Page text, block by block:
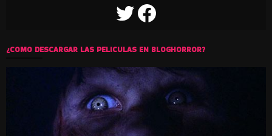
TWITTERFACEBOOK
¿COMO DESCARGAR LAS PELICULAS EN BLOGHORROR?